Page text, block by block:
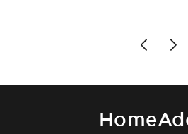
то качество выше всяких